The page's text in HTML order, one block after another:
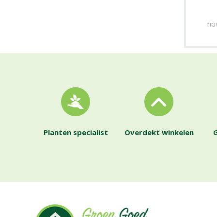
Planten specialist Overdekt winkelen